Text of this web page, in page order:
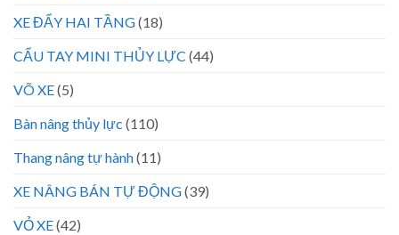
XE ĐẨY HAI TẦNG(18)
CẨU TAY MINI THỦY LỰC (44)
VÕ XE(5)
Bàn nâng thủy lực (110)
Thang nâng tự hành(11)
XE NÂNG BÁN TỰ ĐỘNG(39)
VỎ XE(42)